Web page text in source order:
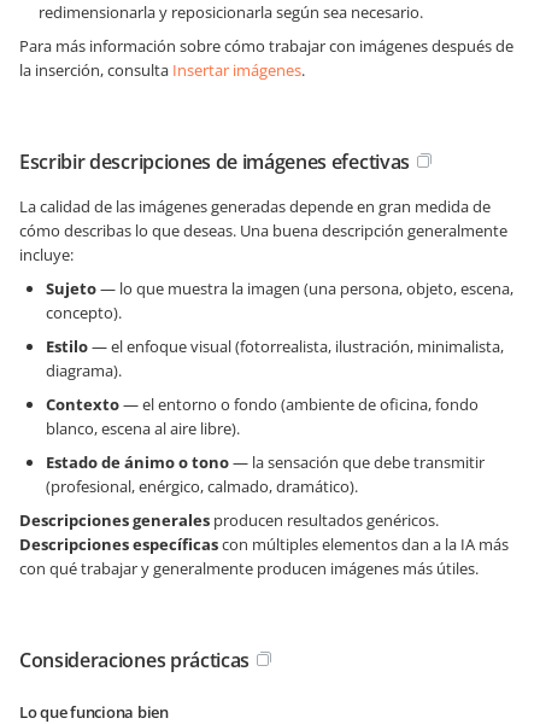
redimensionarla y reposicionarla según sea necesario.
Para más información sobre cómo trabajar con imágenes después de
la inserción, consulta Insertar imágenes.
Escribir descripciones de imágenes efectivas
La calidad de las imágenes generadas depende en gran medida de
cómo describas lo que deseas. Una buena descripción generalmente
incluye:
Sujeto— lo que muestra la imagen (una persona, objeto, escena,
concepto).
Estilo— el enfoque visual (fotorrealista, ilustración, minimalista,
diagrama).
Contexto— el entorno o fondo (ambiente de oficina, fondo
blanco, escena al aire libre).
Estado de ánimo o tono— la sensación que debe transmitir
(profesional, enérgico, calmado, dramático).
Descripciones generales producen resultados genéricos.
Descripciones específicascon múltiples elementos dan a la IA más
con qué trabajar y generalmente producen imágenes más útiles.
Consideraciones prácticas
Lo que funciona bien